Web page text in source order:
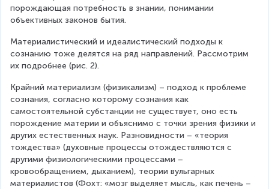
порождающая потребность в знании, понимании
объективных законов бытия.
Материалистический и идеалистический подходы к
сознанию тоже делятся на ряд направлений. Рассмотрим
их подробнее (рис. 2).
Крайний материализм (физикализм) – подход к проблеме
сознания, согласно которому сознания как
самостоятельной субстанции не существует, оно есть
порождение материи и объяснимо с точки зрения физики и
других естественных наук. Разновидности – «теория
тождества» (духовные процессы отождествляются с
другими физиологическими процессами –
кровообращением, дыханием), теории вульгарных
материалистов (Фохт: «мозг выделяет мысль, как печень –